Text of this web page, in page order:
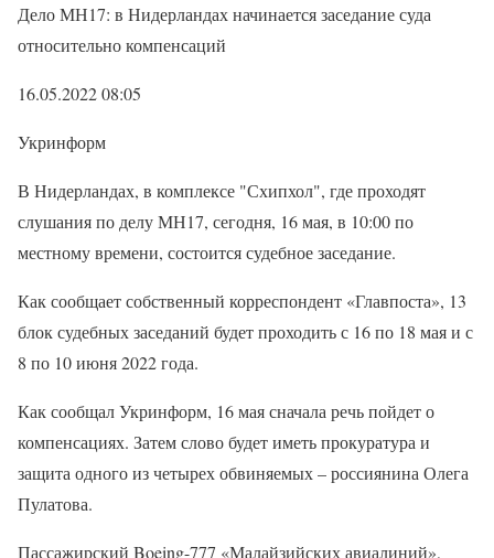
Дело МН17: в Нидерландах начинается заседание суда
относительно компенсаций
16.05.2022 08:05
Укринформ
В Нидерландах, в комплексе "Схипхол", где проходят
слушания по делу МН17, сегодня, 16 мая, в 10:00 по
местному времени, состоится судебное заседание.
Как сообщает собственный корреспондент «Главпоста», 13
блок судебных заседаний будет проходить с 16 по 18 мая и с
8 по 10 июня 2022 года.
Как сообщал Укринформ, 16 мая сначала речь пойдет о
компенсациях. Затем слово будет иметь прокуратура и
защита одного из четырех обвиняемых – россиянина Олега
Пулатова.
Пассажирский Boeing-777 «Малайзийских авиалиний»,